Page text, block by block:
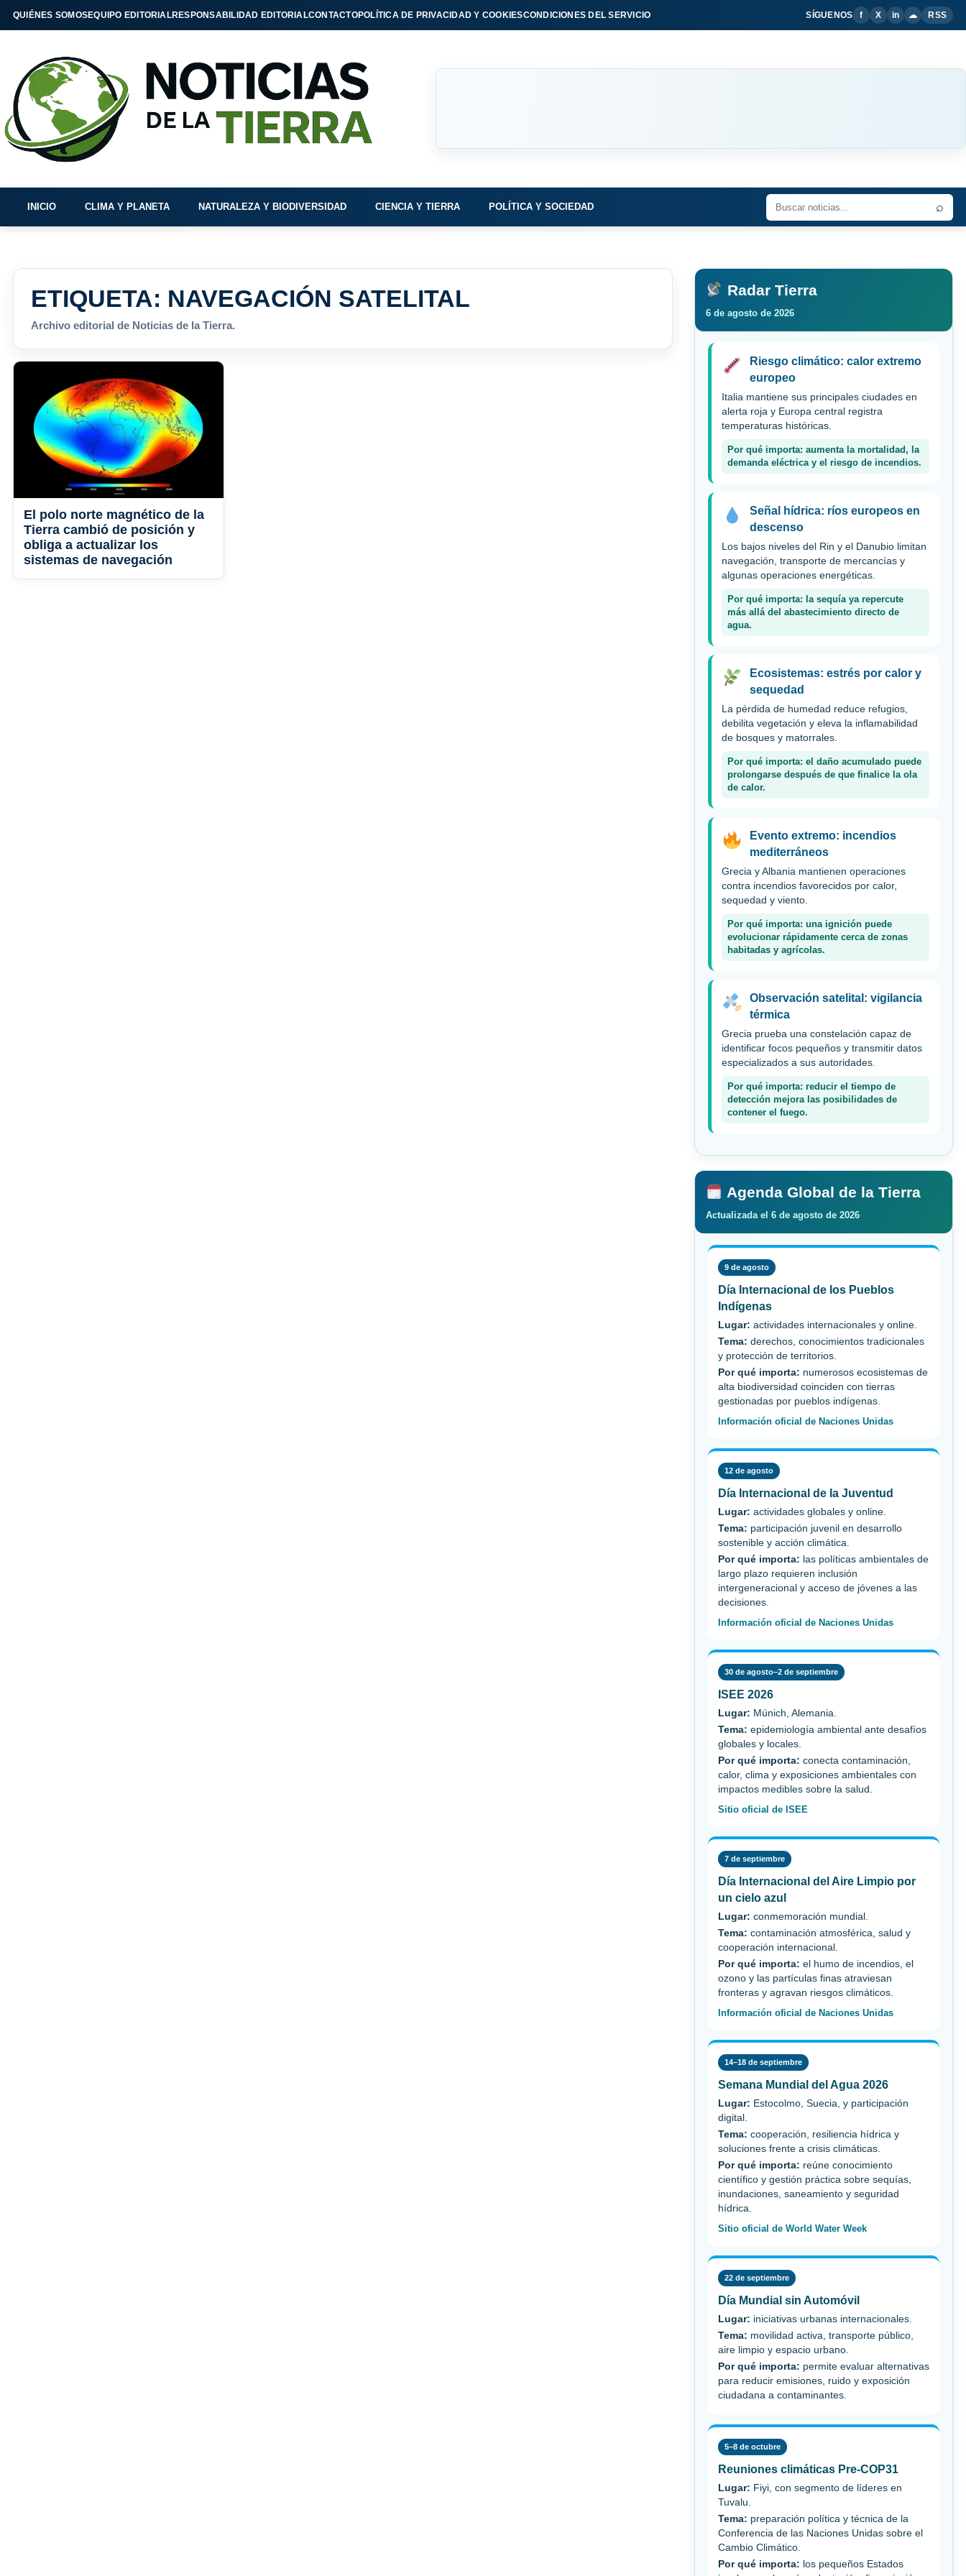
QUIÉNES SOMOSEQUIPO EDITORIALRESPONSABILIDAD EDITORIALCONTACTOPOLÍTICA DE PRIVACIDAD Y COOKIESCONDICIONES DEL SERVICIO SÍGUENOS f X in ☁ RSS
INICIO CLIMA Y PLANETA NATURALEZA Y BIODIVERSIDAD CIENCIA Y TIERRA POLÍTICA Y SOCIEDAD ⌕
ETIQUETA: NAVEGACIÓN SATELITAL
Archivo editorial de Noticias de la Tierra.
El polo norte magnético de la
Tierra cambió de posición y
obliga a actualizar los
sistemas de navegación
Radar Tierra
6 de agosto de 2026
Riesgo climático: calor extremo
europeo
Italia mantiene sus principales ciudades en
alerta roja y Europa central registra
temperaturas históricas.
Por qué importa: aumenta la mortalidad, la
demanda eléctrica y el riesgo de incendios.
Señal hídrica: ríos europeos en
descenso
Los bajos niveles del Rin y el Danubio limitan
navegación, transporte de mercancías y
algunas operaciones energéticas.
Por qué importa: la sequía ya repercute
más allá del abastecimiento directo de
agua.
Ecosistemas: estrés por calor y
sequedad
La pérdida de humedad reduce refugios,
debilita vegetación y eleva la inflamabilidad
de bosques y matorrales.
Por qué importa: el daño acumulado puede
prolongarse después de que finalice la ola
de calor.
Evento extremo: incendios
mediterráneos
Grecia y Albania mantienen operaciones
contra incendios favorecidos por calor,
sequedad y viento.
Por qué importa: una ignición puede
evolucionar rápidamente cerca de zonas
habitadas y agrícolas.
Observación satelital: vigilancia
térmica
Grecia prueba una constelación capaz de
identificar focos pequeños y transmitir datos
especializados a sus autoridades.
Por qué importa: reducir el tiempo de
detección mejora las posibilidades de
contener el fuego.
Agenda Global de la Tierra
Actualizada el 6 de agosto de 2026
9 de agosto
Día Internacional de los Pueblos
Indígenas
Lugar: actividades internacionales y online.
Tema: derechos, conocimientos tradicionales
y protección de territorios.
Por qué importa: numerosos ecosistemas de
alta biodiversidad coinciden con tierras
gestionadas por pueblos indígenas.
Información oficial de Naciones Unidas
12 de agosto
Día Internacional de la Juventud
Lugar: actividades globales y online.
Tema: participación juvenil en desarrollo
sostenible y acción climática.
Por qué importa: las políticas ambientales de
largo plazo requieren inclusión
intergeneracional y acceso de jóvenes a las
decisiones.
Información oficial de Naciones Unidas
30 de agosto–2 de septiembre
ISEE 2026
Lugar: Múnich, Alemania.
Tema: epidemiología ambiental ante desafíos
globales y locales.
Por qué importa: conecta contaminación,
calor, clima y exposiciones ambientales con
impactos medibles sobre la salud.
Sitio oficial de ISEE
7 de septiembre
Día Internacional del Aire Limpio por
un cielo azul
Lugar: conmemoración mundial.
Tema: contaminación atmosférica, salud y
cooperación internacional.
Por qué importa: el humo de incendios, el
ozono y las partículas finas atraviesan
fronteras y agravan riesgos climáticos.
Información oficial de Naciones Unidas
14–18 de septiembre
Semana Mundial del Agua 2026
Lugar: Estocolmo, Suecia, y participación
digital.
Tema: cooperación, resiliencia hídrica y
soluciones frente a crisis climáticas.
Por qué importa: reúne conocimiento
científico y gestión práctica sobre sequías,
inundaciones, saneamiento y seguridad
hídrica.
Sitio oficial de World Water Week
22 de septiembre
Día Mundial sin Automóvil
Lugar: iniciativas urbanas internacionales.
Tema: movilidad activa, transporte público,
aire limpio y espacio urbano.
Por qué importa: permite evaluar alternativas
para reducir emisiones, ruido y exposición
ciudadana a contaminantes.
5–8 de octubre
Reuniones climáticas Pre-COP31
Lugar: Fiyi, con segmento de líderes en
Tuvalu.
Tema: preparación política y técnica de la
Conferencia de las Naciones Unidas sobre el
Cambio Climático.
Por qué importa: los pequeños Estados